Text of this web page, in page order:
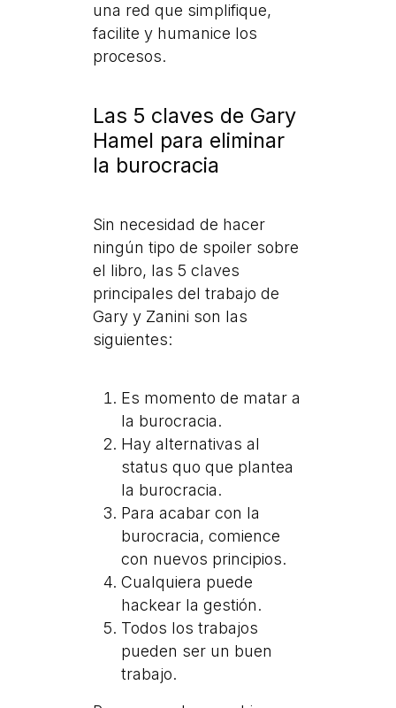
una red que simplifique,
facilite y humanice los
procesos.
Las 5 claves de Gary
Hamel para eliminar
la burocracia
Sin necesidad de hacer
ningún tipo de spoiler sobre
el libro, las 5 claves
principales del trabajo de
Gary y Zanini son las
siguientes:
Es momento de matar a
la burocracia.
Hay alternativas al
status quo que plantea
la burocracia.
Para acabar con la
burocracia, comience
con nuevos principios.
Cualquiera puede
hackear la gestión.
Todos los trabajos
pueden ser un buen
trabajo.